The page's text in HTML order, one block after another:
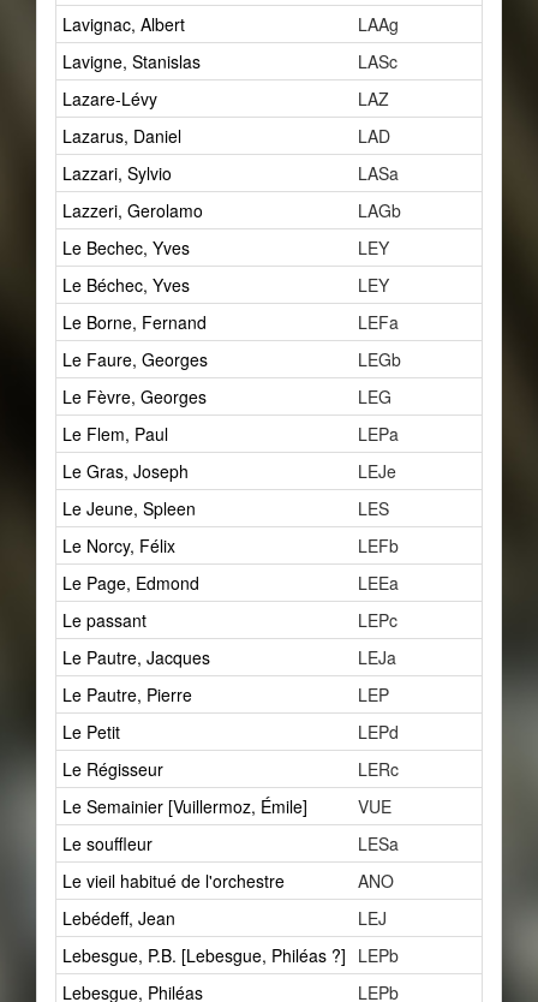
Lavignac, Albert
LAAg
Lavigne, Stanislas
LASc
Lazare-Lévy
LAZ
Lazarus, Daniel
LAD
Lazzari, Sylvio
LASa
Lazzeri, Gerolamo
LAGb
Le Bechec, Yves
LEY
Le Béchec, Yves
LEY
Le Borne, Fernand
LEFa
Le Faure, Georges
LEGb
Le Fèvre, Georges
LEG
Le Flem, Paul
LEPa
Le Gras, Joseph
LEJe
Le Jeune, Spleen
LES
Le Norcy, Félix
LEFb
Le Page, Edmond
LEEa
Le passant
LEPc
Le Pautre, Jacques
LEJa
Le Pautre, Pierre
LEP
Le Petit
LEPd
Le Régisseur
LERc
Le Semainier [Vuillermoz, Émile]
VUE
Le souffleur
LESa
Le vieil habitué de l'orchestre
ANO
Lebédeff, Jean
LEJ
Lebesgue, P.B. [Lebesgue, Philéas ?] LEPb
Lebesgue, Philéas
LEPb